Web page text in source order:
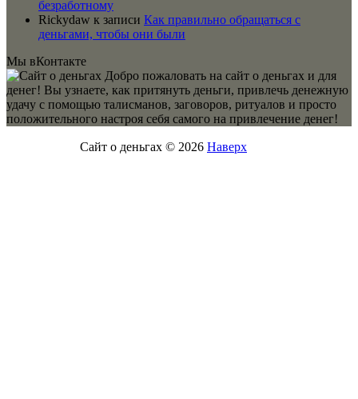
безработному
Rickydaw к записи Как правильно обращаться с
деньгами, чтобы они были
Мы вКонтакте
Добро пожаловать на сайт о деньгах и для
денег! Вы узнаете, как притянуть деньги, привлечь денежную
удачу с помощью талисманов, заговоров, ритуалов и просто
положительного настроя себя самого на привлечение денег!
Сайт о деньгах © 2026 Наверх